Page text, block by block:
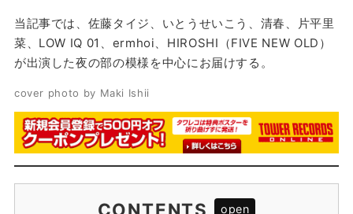
当記事では、佐藤タイジ、いとうせいこう、清春、片平里
菜、LOW IQ 01、ermhoi、HIROSHI（FIVE NEW OLD）
が出演した夜の部の模様を中心にお届けする。
cover photo by Maki Ishii
CONTENTS